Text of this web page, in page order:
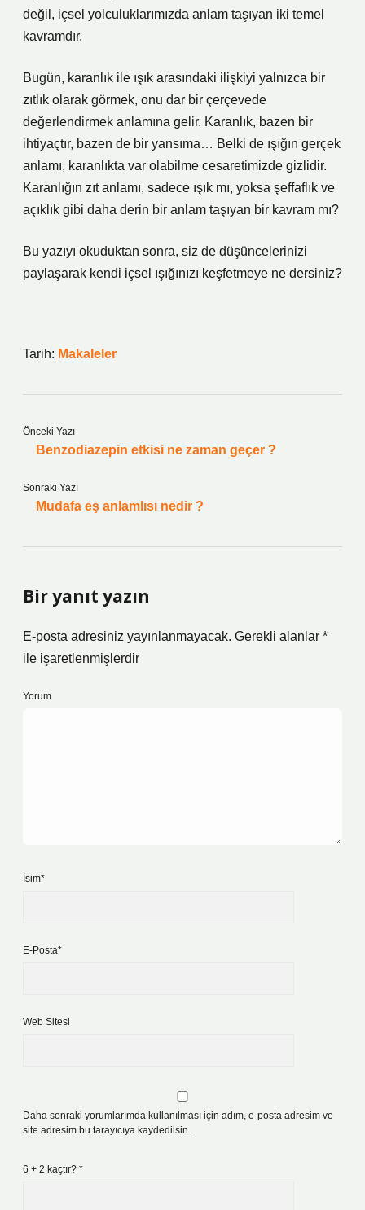
değil, içsel yolculuklarımızda anlam taşıyan iki temel
kavramdır.
Bugün, karanlık ile ışık arasındaki ilişkiyi yalnızca bir
zıtlık olarak görmek, onu dar bir çerçevede
değerlendirmek anlamına gelir. Karanlık, bazen bir
ihtiyaçtır, bazen de bir yansıma… Belki de ışığın gerçek
anlamı, karanlıkta var olabilme cesaretimizde gizlidir.
Karanlığın zıt anlamı, sadece ışık mı, yoksa şeffaflık ve
açıklık gibi daha derin bir anlam taşıyan bir kavram mı?
Bu yazıyı okuduktan sonra, siz de düşüncelerinizi
paylaşarak kendi içsel ışığınızı keşfetmeye ne dersiniz?
Tarih: Makaleler
Önceki Yazı
Benzodiazepin etkisi ne zaman geçer ?
Sonraki Yazı
Mudafa eş anlamlısı nedir ?
Bir yanıt yazın
E-posta adresiniz yayınlanmayacak. Gerekli alanlar *
ile işaretlenmişlerdir
Yorum
İsim*
E-Posta*
Web Sitesi
Daha sonraki yorumlarımda kullanılması için adım, e-posta adresim ve
site adresim bu tarayıcıya kaydedilsin.
6 + 2 kaçtır? *